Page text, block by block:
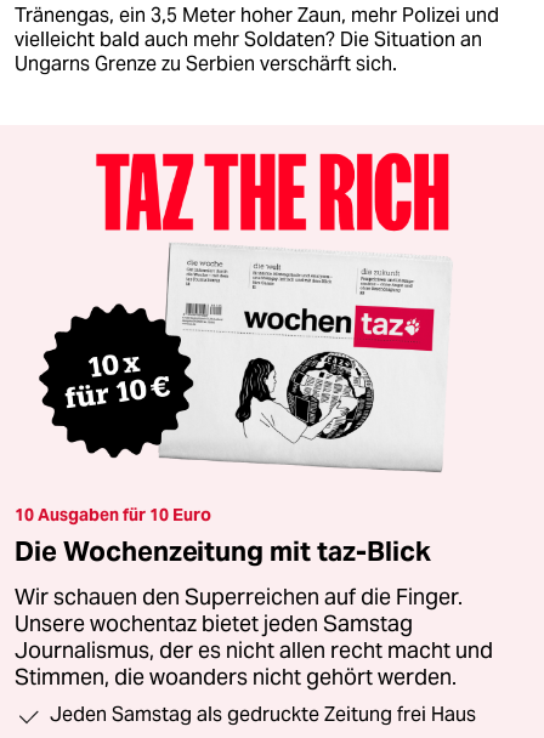
Tränengas, ein 3,5 Meter hoher Zaun, mehr Polizei und
vielleicht bald auch mehr Soldaten? Die Situation an
Ungarns Grenze zu Serbien verschärft sich.
10 Ausgaben für 10 Euro
Die Wochenzeitung mit taz-Blick
Wir schauen den Superreichen auf die Finger.
Unsere wochentaz bietet jeden Samstag
Journalismus, der es nicht allen recht macht und
Stimmen, die woanders nicht gehört werden.
Jeden Samstag als gedruckte Zeitung frei Haus